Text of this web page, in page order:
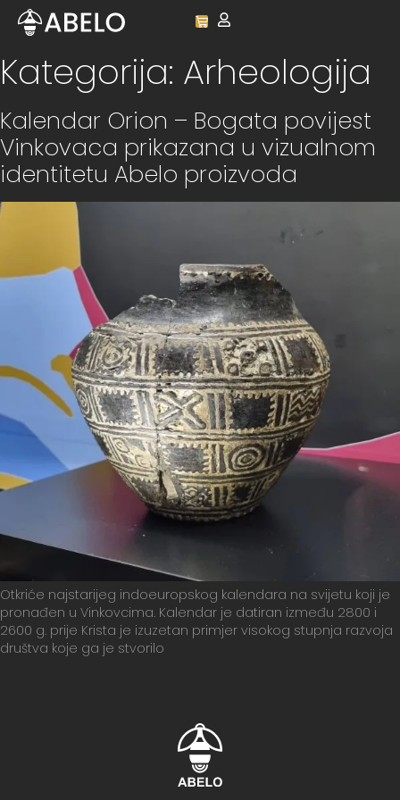
content
Kategorija: Arheologija
Kalendar Orion – Bogata povijest
Vinkovaca prikazana u vizualnom
identitetu Abelo proizvoda
Otkriće najstarijeg indoeuropskog kalendara na svijetu koji je
pronađen u Vinkovcima. Kalendar je datiran između 2800 i
2600 g. prije Krista je izuzetan primjer visokog stupnja razvoja
društva koje ga je stvorilo